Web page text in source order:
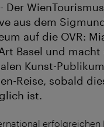
Der WienTourismus
aus dem
auf die OVR:
Basel und macht
Kunst-
Reise, sobald
ist.
erfolgreichen